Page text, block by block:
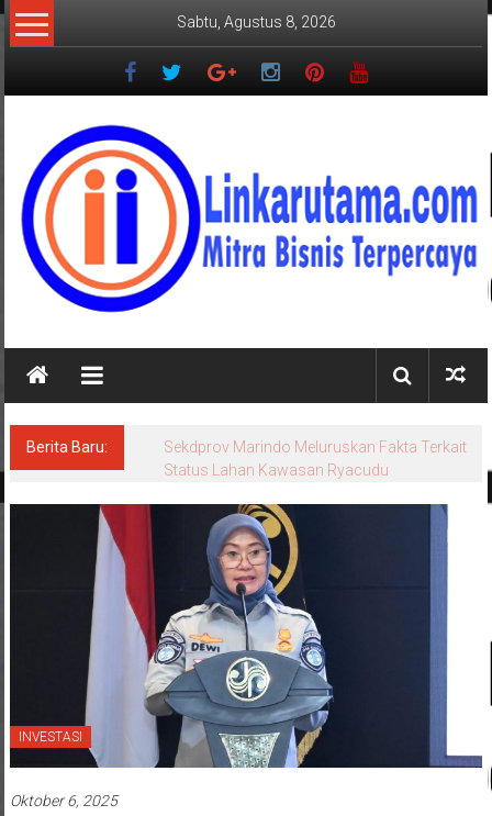
Lompat
ke
Sabtu, Agustus 8, 2026
LINKARUTAMA.COM
Mitra
Terpercaya
Berita Baru:
Sekdprov Marindo Meluruskan Fakta Terkait
Status Lahan Kawasan Ryacudu
INVESTASI
Oktober 6, 2025